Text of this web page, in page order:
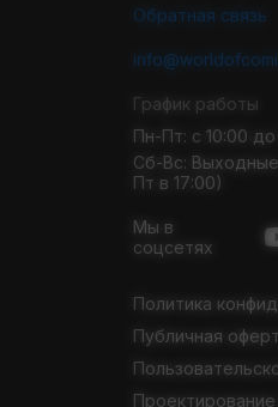
Обратная связь
График работы
Пн-Пт: с 10:00 до
Сб-Вс:
Пт в 17:00)
Мы в
соцсетях
Политика
Публичная
Проектирование